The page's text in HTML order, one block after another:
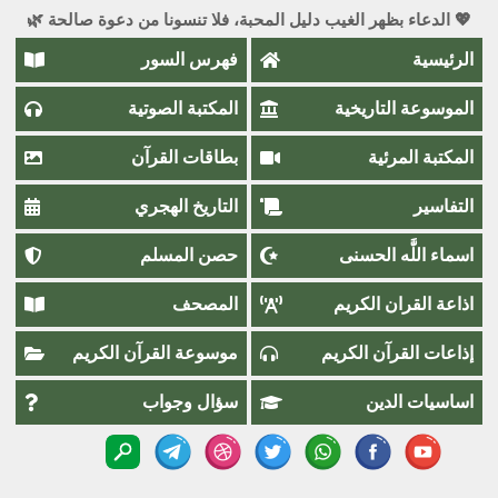
💖 الدعاء بظهر الغيب دليل المحبة، فلا تنسونا من دعوة صالحة 🌿
الرئيسية فهرس السور
الموسوعة التاريخية المكتبة الصوتية
المكتبة المرئية بطاقات القرآن
التفاسير التاريخ الهجري
اسماء اللَّٰه الحسنى حصن المسلم
اذاعة القران الكريم المصحف
إذاعات القرآن الكريم موسوعة القرآن الكريم
اساسيات الدين سؤال وجواب